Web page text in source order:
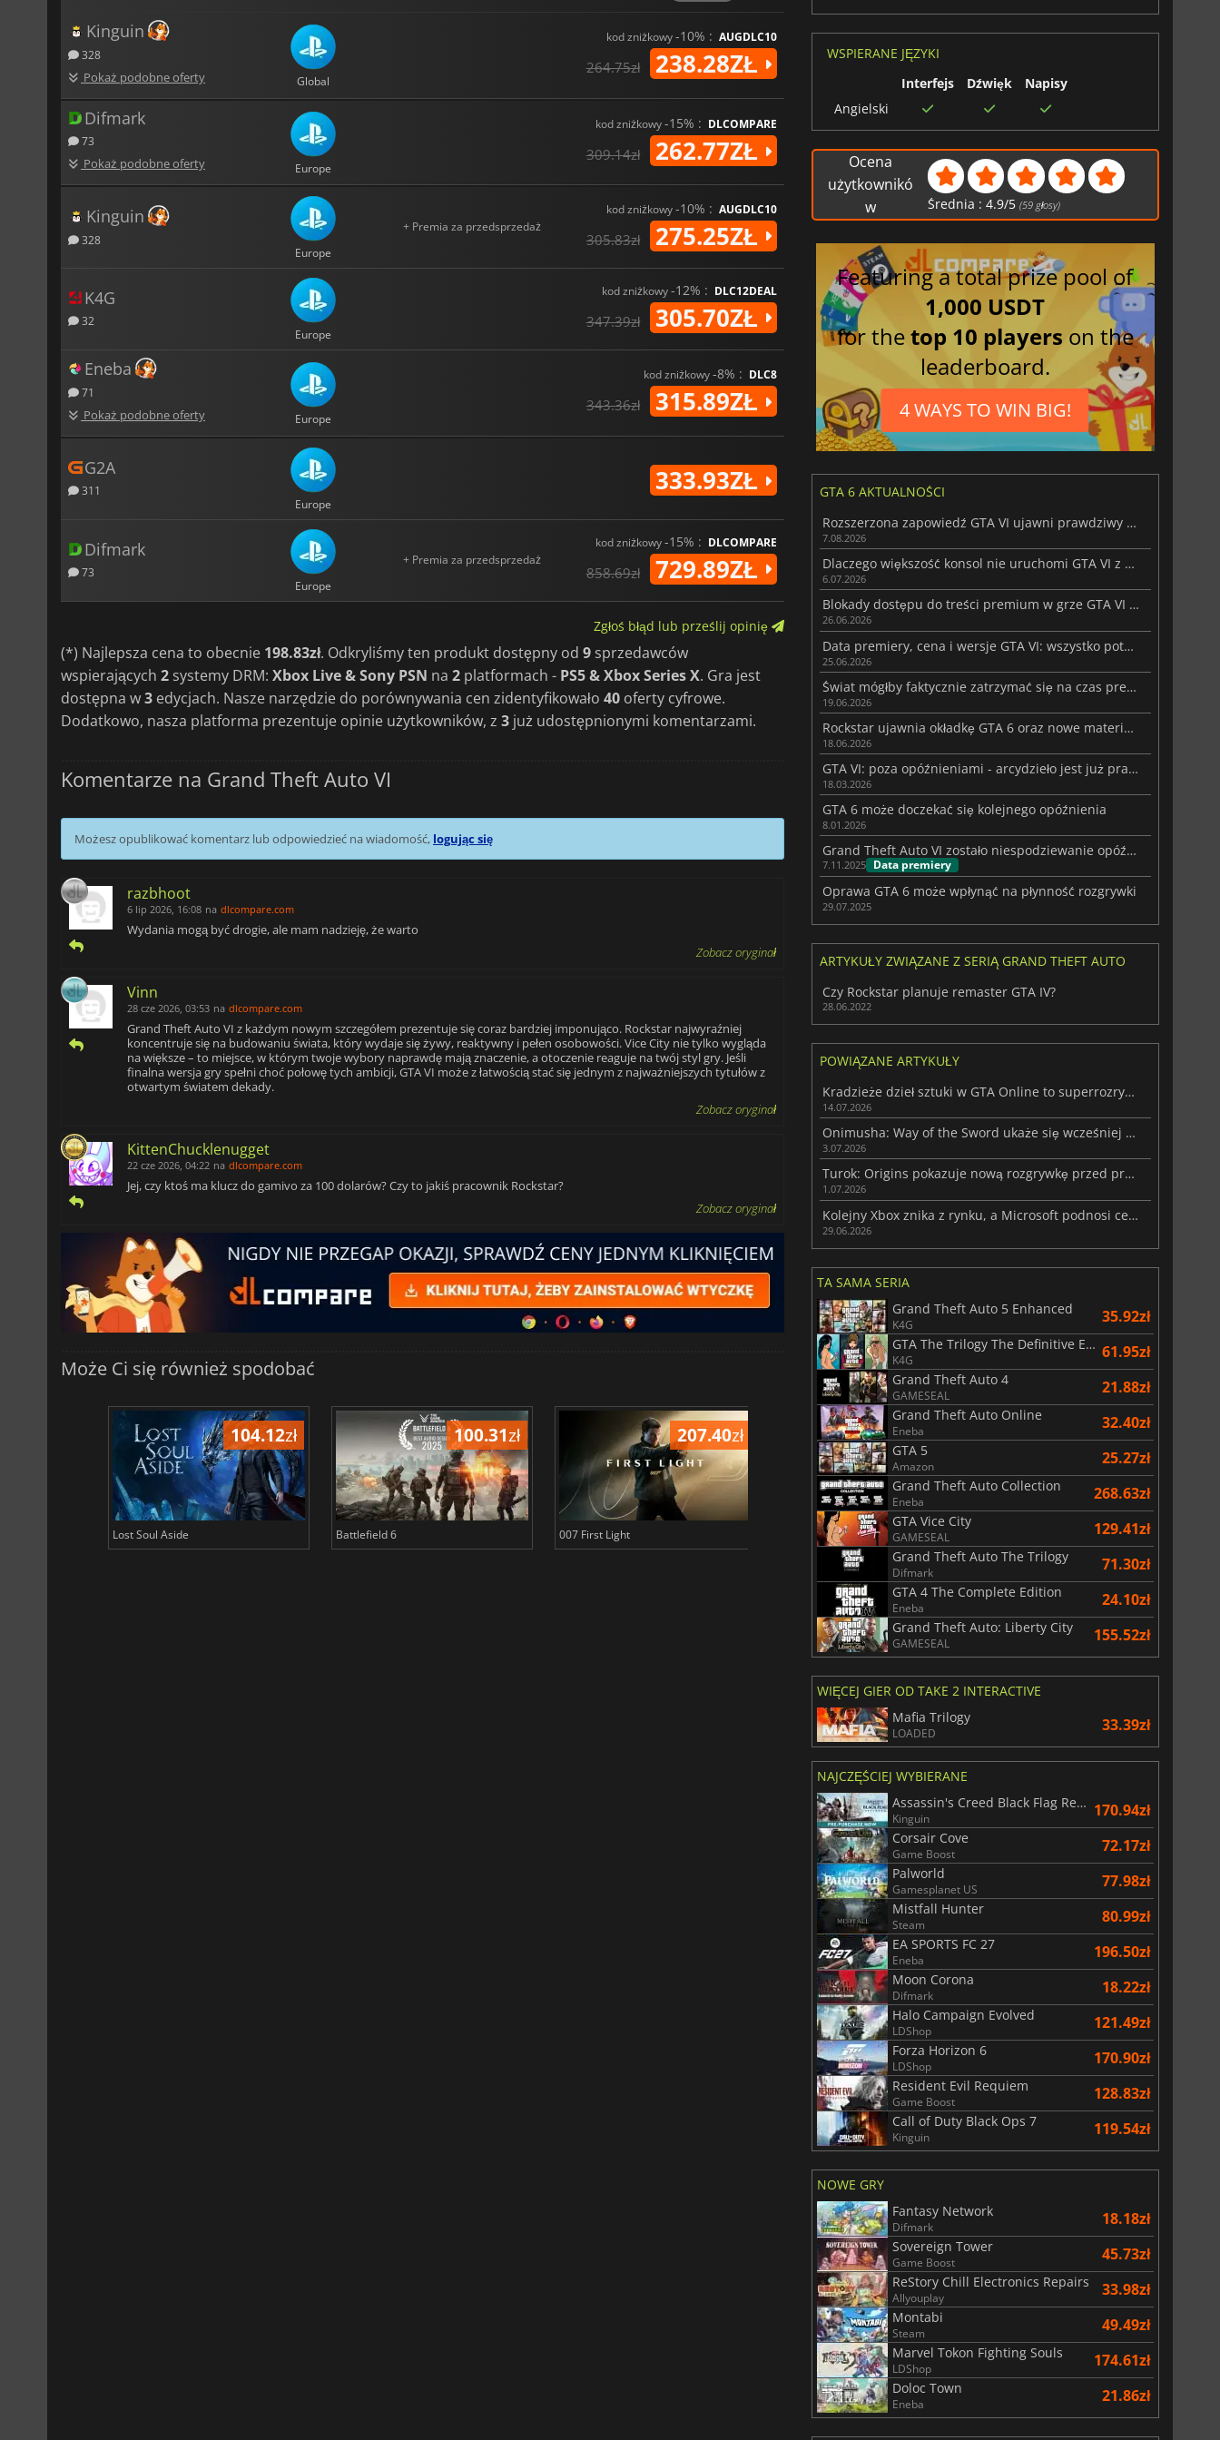
Kinguin
328
Pokaż podobne oferty Global
kod zniżkowy-10% : AUGDLC10
264.75zł 238.28ZŁ
Difmark
73
Pokaż podobne oferty Europe
kod zniżkowy-15% : DLCOMPARE
309.14zł 262.77ZŁ
Kinguin
328
Europe
+ Premia za przedsprzedaż
kod zniżkowy-10% : AUGDLC10
305.83zł 275.25ZŁ
K4G
32
Europe
kod zniżkowy-12% : DLC12DEAL
347.39zł 305.70ZŁ
Eneba
71
Pokaż podobne oferty Europe
kod zniżkowy-8% : DLC8
343.36zł 315.89ZŁ
G2A
311
Europe
333.93ZŁ
Difmark
73
Europe
+ Premia za przedsprzedaż
kod zniżkowy-15% : DLCOMPARE
858.69zł 729.89ZŁ
Zgłoś błąd lub prześlij opinię
(*) Najlepsza cena to obecnie 198.83zł. Odkryliśmy ten produkt dostępny od 9 sprzedawców
wspierających 2 systemy DRM: Xbox Live & Sony PSN na 2 platformach - PS5 & Xbox Series X. Gra jest
dostępna w3 edycjach. Nasze narzędzie do porównywania cen zidentyfikowało 40 oferty cyfrowe.
Dodatkowo, nasza platforma prezentuje opinie użytkowników, z 3 już udostępnionymi komentarzami.
Komentarze na Grand Theft Auto VI
Możesz opublikować komentarz lub odpowiedzieć na wiadomość, logując się
razbhoot
6 lip 2026, 16:08 na dlcompare.com
Wydania mogą być drogie, ale mam nadzieję, że warto
Zobacz oryginał
Vinn
28 cze 2026, 03:53 na dlcompare.com
Grand Theft Auto VI z każdym nowym szczegółem prezentuje się coraz bardziej imponująco. Rockstar najwyraźniej
koncentruje się na budowaniu świata, który wydaje się żywy, reaktywny i pełen osobowości. Vice City nie tylko wygląda
na większe – to miejsce, w którym twoje wybory naprawdę mają znaczenie, a otoczenie reaguje na twój styl gry. Jeśli
finalna wersja gry spełni choć połowę tych ambicji, GTA VI może z łatwością stać się jednym z najważniejszych tytułów z
otwartym światem dekady.
Zobacz oryginał
KittenChucklenugget
22 cze 2026, 04:22 na dlcompare.com
Jej, czy ktoś ma klucz do gamivo za 100 dolarów? Czy to jakiś pracownik Rockstar?
Zobacz oryginał
Może Ci się również spodobać
104.12zł
Lost Soul Aside
100.31zł
Battlefield 6
207.40zł
007 First Light
154.92zł
Baldur's Gate 3
173.06
WSPIERANE JĘZYKI
Interfejs
Dźwięk
Napisy
Angielski
Ocena
użytkownikó
w
Średnia :4.9/5 (59 głosy)
Featuring a total prize pool of
1,000 USDT
for thetop 10 players on the
leaderboard.
4 WAYS TO WIN BIG!
GTA 6 AKTUALNOŚCI
Rozszerzona zapowiedź GTA VI ujawni prawdziwy wygląd rozgrywki
7.08.2026
Dlaczego większość konsol nie uruchomi GTA VI z prędkością 60 fps
6.07.2026
Blokady dostępu do treści premium w grze GTA VI wywołują oburzenie fanów
26.06.2026
Data premiery, cena i wersje GTA VI: wszystko potwierdzone przez Rockstar
25.06.2026
Świat mógłby faktycznie zatrzymać się na czas premiery Grand Theft Auto 6
19.06.2026
Rockstar ujawnia okładkę GTA 6 oraz nowe materiały graficzne z Vice City
18.06.2026
GTA VI: poza opóźnieniami - arcydzieło jest już prawie dostępne
18.03.2026
GTA 6 może doczekać się kolejnego opóźnienia
8.01.2026
Grand Theft Auto VI zostało niespodziewanie opóźnione
7.11.2025 Data premiery
Oprawa GTA 6 może wpłynąć na płynność rozgrywki
29.07.2025
ARTYKUŁY ZWIĄZANE Z SERIĄ GRAND THEFT AUTO
Czy Rockstar planuje remaster GTA IV?
28.06.2022
POWIĄZANE ARTYKUŁY
Kradzieże dzieł sztuki w GTA Online to superrozrywka przed premierą GTA 6
14.07.2026
Onimusha: Way of the Sword ukaże się wcześniej niż oczekiwano
3.07.2026
Turok: Origins pokazuje nową rozgrywkę przed premierą jesienią 2026
1.07.2026
Kolejny Xbox znika z rynku, a Microsoft podnosi ceny serii Series tego lata
29.06.2026
TA SAMA SERIA
Grand Theft Auto 5 Enhanced
K4G 35.92zł
GTA The Trilogy The Definitive Edition
K4G 61.95zł
Grand Theft Auto 4
GAMESEAL 21.88zł
Grand Theft Auto Online
Eneba 32.40zł
GTA 5
Amazon 25.27zł
Grand Theft Auto Collection
Eneba 268.63zł
GTA Vice City
GAMESEAL 129.41zł
Grand Theft Auto The Trilogy
Difmark 71.30zł
GTA 4 The Complete Edition
Eneba 24.10zł
Grand Theft Auto: Liberty City
GAMESEAL 155.52zł
WIĘCEJ GIER OD TAKE 2 INTERACTIVE
Mafia Trilogy
LOADED 33.39zł
NAJCZĘŚCIEJ WYBIERANE
Assassin's Creed Black Flag Resynced
Kinguin 170.94zł
Corsair Cove
Game Boost 72.17zł
Palworld
Gamesplanet US 77.98zł
Mistfall Hunter
Steam 80.99zł
EA SPORTS FC 27
Eneba 196.50zł
Moon Corona
Difmark 18.22zł
Halo Campaign Evolved
LDShop 121.49zł
Forza Horizon 6
LDShop 170.90zł
Resident Evil Requiem
Game Boost 128.83zł
Call of Duty Black Ops 7
Kinguin 119.54zł
NOWE GRY
Fantasy Network
Difmark 18.18zł
Sovereign Tower
Game Boost 45.73zł
ReStory Chill Electronics Repairs
Allyouplay 33.98zł
Montabi
Steam 49.49zł
Marvel Tokon Fighting Souls
LDShop 174.61zł
Doloc Town
Eneba 21.86zł